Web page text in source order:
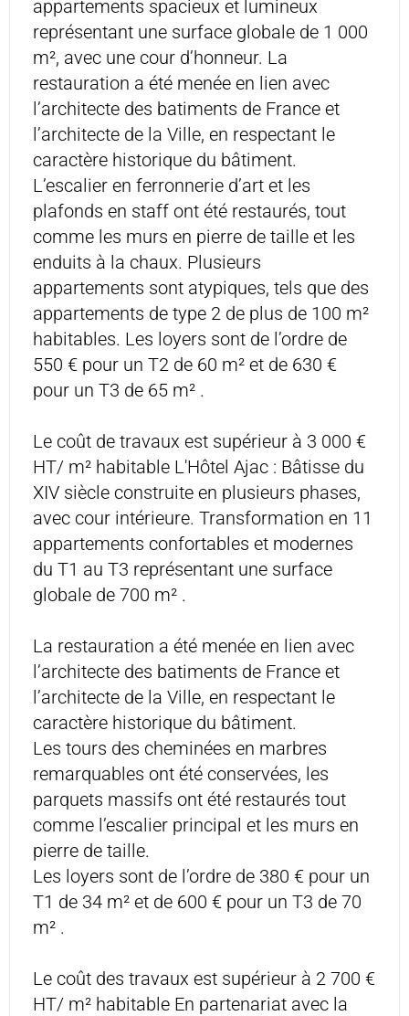
appartements spacieux et lumineux
représentant une surface globale de 1 000
m², avec une cour d’honneur. La
restauration a été menée en lien avec
l’architecte des batiments de France et
l’architecte de la Ville, en respectant le
caractère historique du bâtiment.
L’escalier en ferronnerie d’art et les
plafonds en staff ont été restaurés, tout
comme les murs en pierre de taille et les
enduits à la chaux. Plusieurs
appartements sont atypiques, tels que des
appartements de type 2 de plus de 100 m²
habitables. Les loyers sont de l’ordre de
550 € pour un T2 de 60 m² et de 630 €
pour un T3 de 65 m² .
Le coût de travaux est supérieur à 3 000 €
HT/ m² habitable L'Hôtel Ajac : Bâtisse du
XIV siècle construite en plusieurs phases,
avec cour intérieure. Transformation en 11
appartements confortables et modernes
du T1 au T3 représentant une surface
globale de 700 m² .
La restauration a été menée en lien avec
l’architecte des batiments de France et
l’architecte de la Ville, en respectant le
caractère historique du bâtiment.
Les tours des cheminées en marbres
remarquables ont été conservées, les
parquets massifs ont été restaurés tout
comme l’escalier principal et les murs en
pierre de taille.
Les loyers sont de l’ordre de 380 € pour un
T1 de 34 m² et de 600 € pour un T3 de 70
m² .
Le coût des travaux est supérieur à 2 700 €
HT/ m² habitable En partenariat avec la